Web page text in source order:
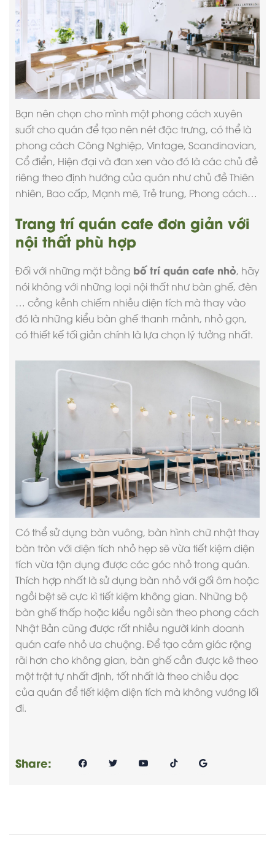
Bạn nên chọn cho mình một phong cách xuyên
suốt cho quán để tạo nên nét đặc trưng, có thể là
phong cách Công Nghiệp, Vintage, Scandinavian,
Cổ điển, Hiện đại và đan xen vào đó là các chủ đề
riêng theo định hướng của quán như chủ đề Thiên
nhiên, Bao cấp, Mạnh mẽ, Trẻ trung, Phong cách…
Trang trí quán cafe đơn giản với
nội thất phù hợp
Đối với những mặt bằng bố trí quán cafe nhỏ, hãy
nói không với những loại nội thất như bàn ghế, đèn
… cồng kềnh chiếm nhiều diện tích mà thay vào
đó là những kiểu bàn ghế thanh mảnh, nhỏ gọn,
có thiết kế tối giản chính là lựa chọn lý tưởng nhất.
Có thể sử dụng bàn vuông, bàn hình chữ nhật thay
bàn tròn với diện tích nhỏ hẹp sẽ vừa tiết kiệm diện
tích vừa tận dụng được các góc nhỏ trong quán.
Thích hợp nhất là sử dụng bàn nhỏ với gối ôm hoặc
ngồi bệt sẽ cực kì tiết kiệm không gian. Những bộ
bàn ghế thấp hoặc kiểu ngồi sàn theo phong cách
Nhật Bản cũng được rất nhiều người kinh doanh
quán cafe nhỏ ưa chuộng. Để tạo cảm giác rộng
rãi hơn cho không gian, bàn ghế cần được kê theo
một trật tự nhất định, tốt nhất là theo chiều dọc
của quán để tiết kiệm diện tích mà không vướng lối
đi.
Share: